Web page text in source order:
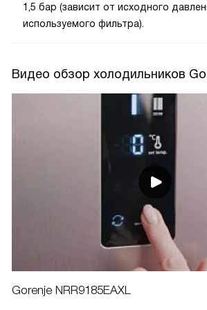
1,5 бар (зависит от исходного
используемого фильтра).
Видео обзор холодильников
Gorenje NRR9185EAXL